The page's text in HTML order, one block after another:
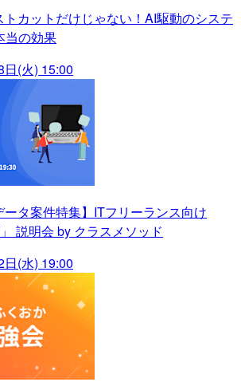
トカットだけじゃない！AI駆動のシステ
当の効果
(火) 15:00
ータ案件特集】ITフリーランス向け
説明会 by クラスメソッド
(水) 19:00